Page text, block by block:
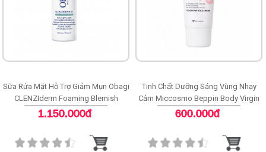
Sữa Rửa Mặt Hỗ Trợ Giảm Mụn Obagi
CLENZIderm Foaming Blemish
Cleanser
1.150.000đ
Tinh Chất Dưỡng Sáng Vùng Nhạy
Cảm Miccosmo Beppin Body Virgin
White Serum
600.000đ